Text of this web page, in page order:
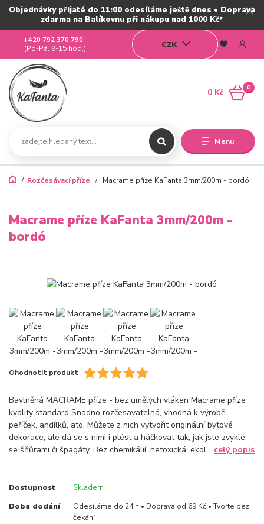
Objednávky přijaté do 11:00 odesíláme ještě dnes • Doprava
zdarma na Balíkovnu při nákupu nad 1000 Kč*
Menu
CZK
+420 792 370 790
(Po-Pá, 9-15 hod.)
0
0 Kč
Rozčesávací příze Macrame příze KaFanta 3mm/200m - bordó
Macrame příze KaFanta 3mm/200m -
bordó
Ohodnotit produkt
Bavlněná MACRAME příze - bez umělých vláken Macrame příze
kvality standard Snadno rozčesavatelná, vhodná k výrobě
peříček, andílků, atd. Můžete z nich vytvořit originální bytové
dekorace, ale dá se s nimi i plést a háčkovat tak, jak jste zvyklé
se šňůrami či špagáty. Bez chemikálií, netoxická, ekol... celý popis
Dostupnost Skladem
Doba dodání
Odesíláme do 24 h • Doprava od 69 Kč • Tvořte bez
čekání